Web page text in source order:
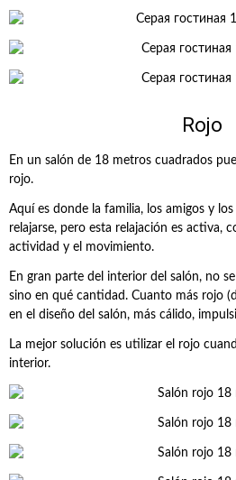
Rojo
En un salón de 18 metros cuadrados
rojo.
Aquí es donde la familia, los amigos y
relajarse, pero esta relajación es activa,
actividad y el movimiento.
En gran parte del interior del salón, no
sino en qué cantidad. Cuanto más rojo
en el diseño del salón, más cálido,
La mejor solución es utilizar el rojo
interior.